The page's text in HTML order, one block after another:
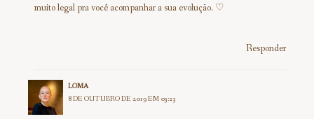
muito legal pra você acompanhar a sua evolução. ♡
Responder
LOMA
8 DE OUTUBRO DE 2019 EM 03:23